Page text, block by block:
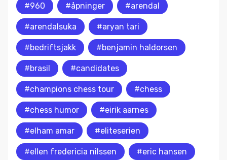
#960 #åpninger #arendal
#arendalsuka #aryan tari
#bedriftsjakk #benjamin haldorsen
#brasil #candidates
#champions chess tour #chess
#chess humor #eirik aarnes
#elham amar #eliteserien
#ellen fredericia nilssen #eric hansen